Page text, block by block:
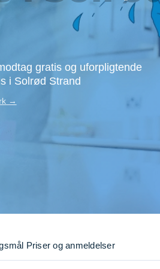
skillevæg
Rengøring
Træfældning
TV
gratis og uforpligtende
i Solrød Strand
→
Priser og anmeldelser